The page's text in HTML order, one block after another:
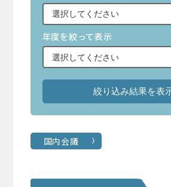
年度を絞って表示
国内会議